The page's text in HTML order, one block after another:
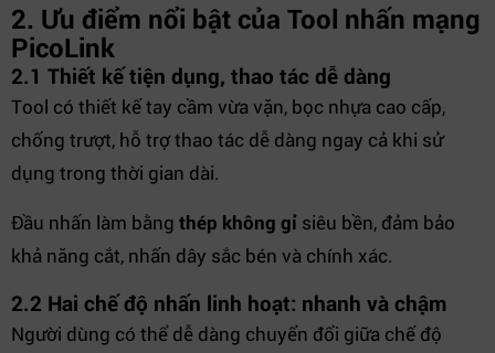
2. Ưu điểm nổi bật của Tool nhấn mạng
PicoLink
2.1 Thiết kế tiện dụng, thao tác dễ dàng
Tool có thiết kế tay cầm vừa vặn, bọc nhựa cao cấp,
chống trượt, hỗ trợ thao tác dễ dàng ngay cả khi sử
dụng trong thời gian dài.
Đầu nhấn làm bằng thép không gỉ siêu bền, đảm bảo
khả năng cắt, nhấn dây sắc bén và chính xác.
2.2 Hai chế độ nhấn linh hoạt: nhanh và chậm
Người dùng có thể dễ dàng chuyển đổi giữa chế độ